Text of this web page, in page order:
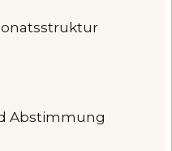
Abstimmung